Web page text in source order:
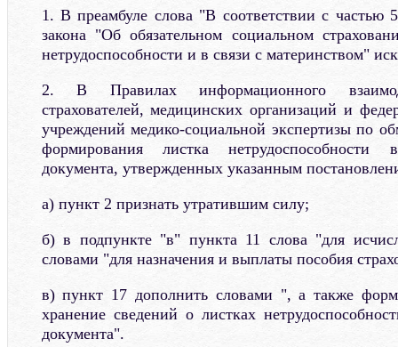
1. В преамбуле слова "В соответствии с частью
закона "Об обязательном социальном
нетрудоспособности и в связи с материнством"
2. В Правилах информационного
страхователей, медицинских организаций и
учреждений медико-социальной экспертизы по
формирования листка нетрудоспособности
документа, утвержденных указанным
а) пункт 2 признать утратившим силу;
б) в подпункте "в" пункта 11 слова "для
словами "для назначения и выплаты пособия
в) пункт 17 дополнить словами ", а также
хранение сведений о листках
документа".